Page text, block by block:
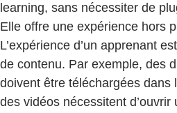
learning, sans nécessiter de
Elle offre une expérience hors
L’expérience d’un apprenant
de contenu. Par exemple, des
doivent être téléchargées dans
des vidéos nécessitent